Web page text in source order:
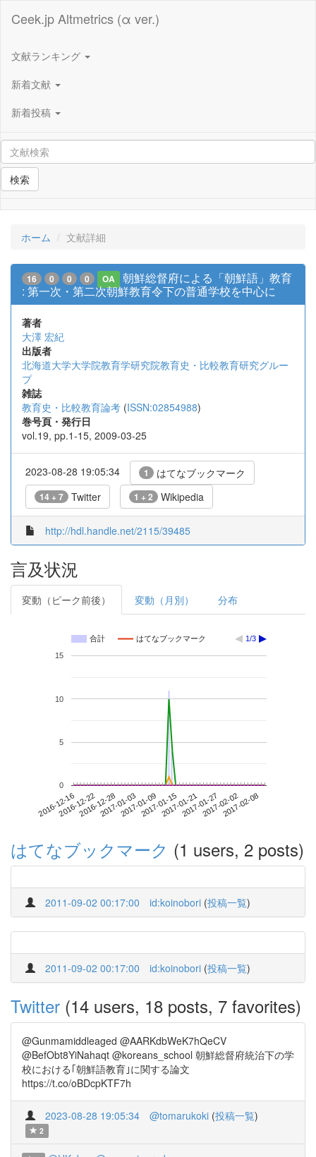
Ceek.jp Altmetrics (α ver.)
文献ランキング
新着文献
新着投稿
検索
ホーム 文献詳細
16 0 0 0 OA
朝鮮総督府による「朝鮮語」教育
: 第一次・第二次朝鮮教育令下の普通学校を中心に
著者
大澤 宏紀
出版者
北海道大学大学院教育学研究院教育史・比較教育研究グルー
プ
雑誌
教育史・比較教育論考 (ISSN:02854988)
巻号頁・発行日
vol.19, pp.1-15, 2009-03-25
2023-08-28 19:05:34 1 はてなブックマーク
14 + 7 Twitter 1 + 2 Wikipedia
http://hdl.handle.net/2115/39485
言及状況
変動（ピーク前後） 変動（月別） 分布
合計 はてなブックマーク 1/3
2016-12-162016-12-222016-12-282017-01-032017-01-092017-01-152017-01-212017-01-272017-02-022017-02-08
0
5
10
15
はてなブックマーク (1 users, 2 posts)
2011-09-02 00:17:00 id:koinobori (投稿一覧)
2011-09-02 00:17:00 id:koinobori (投稿一覧)
Twitter (14 users, 18 posts, 7 favorites)
@Gunmamiddleaged @AARKdbWeK7hQeCV
@BefObt8YiNahaqt @koreans_school 朝鮮総督府統治下の学
校における｢朝鮮語教育｣に関する論文
https://t.co/oBDcpKTF7h
2023-08-28 19:05:34 @tomarukoki (投稿一覧)
2